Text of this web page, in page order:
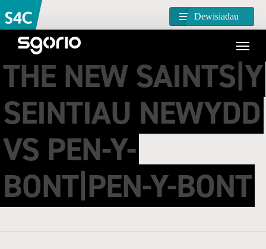
Dewisiadau
THE NEW SAINTS|Y
SEINTIAU NEWYDD
VS PEN-Y-
BONT|PEN-Y-BONT